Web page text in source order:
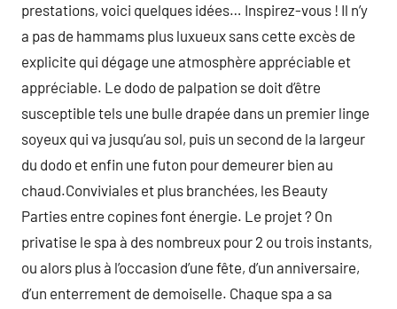
prestations, voici quelques idées… Inspirez-vous ! Il n’y
a pas de hammams plus luxueux sans cette excès de
explicite qui dégage une atmosphère appréciable et
appréciable. Le dodo de palpation se doit d’être
susceptible tels une bulle drapée dans un premier linge
soyeux qui va jusqu’au sol, puis un second de la largeur
du dodo et enfin une futon pour demeurer bien au
chaud.Conviviales et plus branchées, les Beauty
Parties entre copines font énergie. Le projet ? On
privatise le spa à des nombreux pour 2 ou trois instants,
ou alors plus à l’occasion d’une fête, d’un anniversaire,
d’un enterrement de demoiselle. Chaque spa a sa